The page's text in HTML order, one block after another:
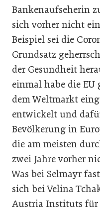
Bankenaufseherin
sich vorher nicht
Beispiel sei die
Grundsatz
der Gesundheit
einmal habe die
dem Weltmarkt
entwi­ckelt und
Bevölkerung in
die am meisten
zwei Jahre vorher
Was bei Selmayr
sich bei Velina
Austria Instituts für